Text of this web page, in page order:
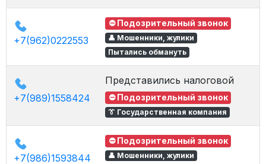
+7(962)0222553
⛔ Подозрительный звонок
👤 Мошенники, жулики
Пытались обмануть
+7(989)1558424
Представились налоговой
⛔ Подозрительный звонок
👔 Государственная компания
+7(986)1593844
⛔ Подозрительный звонок
👤 Мошенники, жулики